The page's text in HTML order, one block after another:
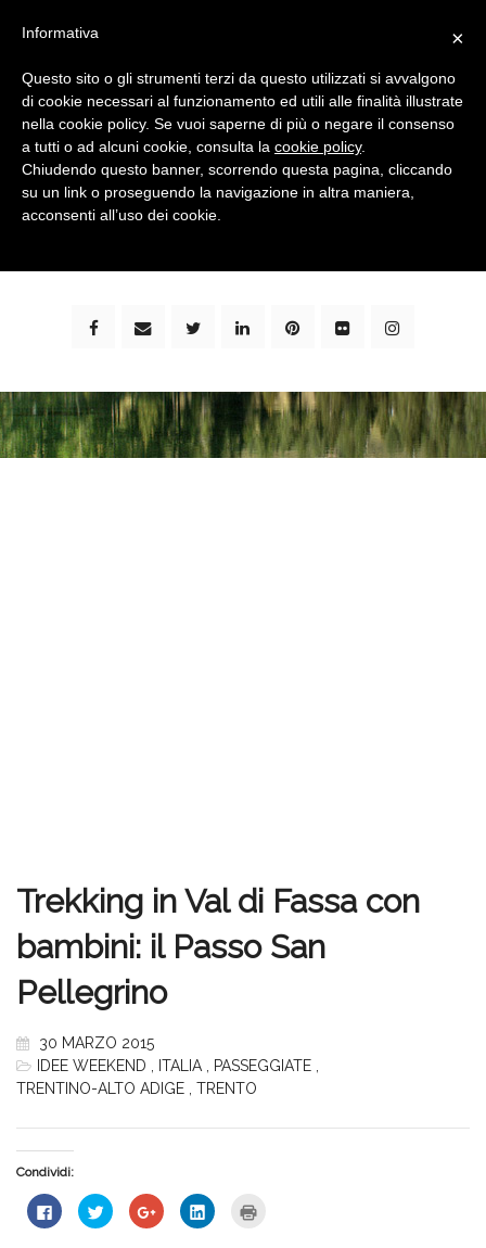
bimbi e viaggi - family travel blog: community #1 in
Trekking in Val di Fassa con
bambini: il Passo San
Pellegrino
30 MARZO 2015
IDEE WEEKEND
ITALIA PASSEGGIATE
TRENTINO-ALTO ADIGE
TRENTO
Condividi:
Fai
clic
Fai
clic
Fai
clic
Fai
clic
×
Informativa
Questo sito o gli strumenti terzi da questo utilizzati si avvalgono
di cookie necessari al funzionamento ed utili alle finalità illustrate
nella cookie policy. Se vuoi saperne di più o negare il consenso
a tutti o ad alcuni cookie, consulta la cookie policy.
Chiudendo questo banner, scorrendo questa pagina, cliccando
su un link o proseguendo la navigazione in altra maniera,
acconsenti all’uso dei cookie.